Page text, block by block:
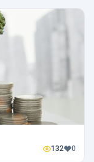
132 0